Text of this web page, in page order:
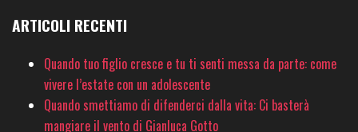
ARTICOLI RECENTI
Quando tuo figlio cresce e tu ti senti messa da parte: come
vivere l’estate con un adolescente
Quando smettiamo di difenderci dalla vita: Ci basterà
mangiare il vento di Gianluca Gotto